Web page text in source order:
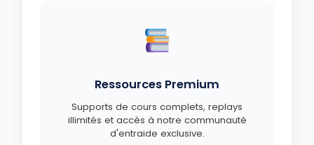
Ressources Premium
Supports de cours complets, replays
illimités et accès à notre communauté
d'entraide exclusive.